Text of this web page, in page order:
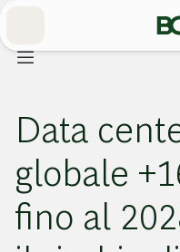
Main
Data
globale
fino al